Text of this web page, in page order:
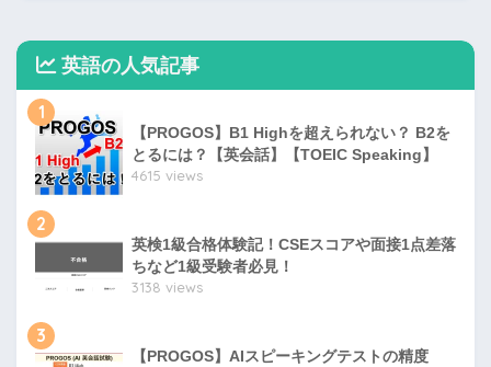
英語の人気記事
1
【PROGOS】B1 Highを超えられない？ B2を
とるには？【英会話】【TOEIC Speaking】
4615 views
2
英検1級合格体験記！CSEスコアや面接1点差落
ちなど1級受験者必見！
3138 views
3
【PROGOS】AIスピーキングテストの精度